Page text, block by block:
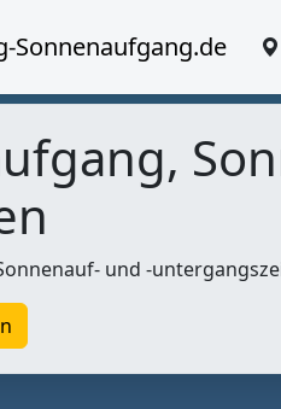
Sonnenaufgang.de
und -